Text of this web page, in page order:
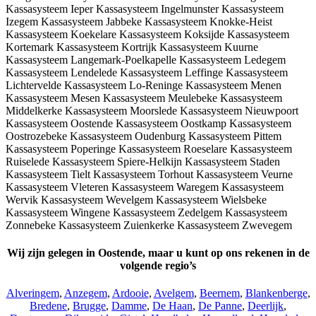
Wij zijn gelegen in Oostende, maar u kunt op ons rekenen in de
volgende regio’s
Alveringem, Anzegem, Ardooie, Avelgem, Beernem, Blankenberge,
Bredene, Brugge, Damme, De Haan, De Panne, Deerlijk,